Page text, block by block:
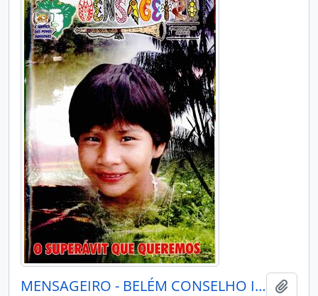
MENSAGEIRO - BELÉM CONSELHO INDIGENISTA MISSIONÁRIO - 2004 - Nº147